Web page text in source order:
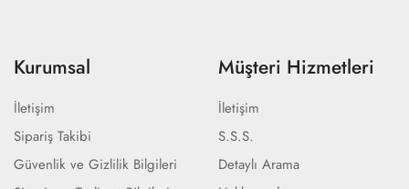
Kurumsal
İletişim
Sipariş Takibi
Güvenlik ve Gizlilik Bilgileri
Müşteri Hizmetleri
İletişim
S.S.S.
Detaylı Arama